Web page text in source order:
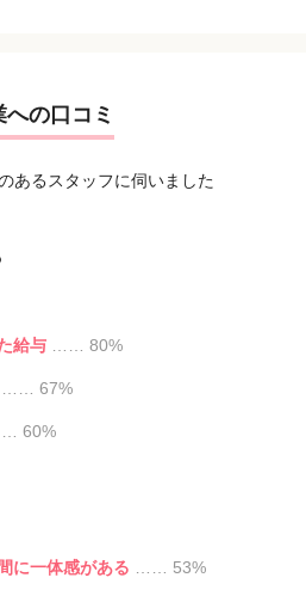
ト・温泉地にある保養所を無料で利用で
っかりキープ♪）
テージが変わっても安心！）
！（※規定あり）
慮し、相談の上お願いしますので安
ので、ご結婚・ご家族の転勤などに
きますか?
。
は⼀切ありません！
すか?
への口コミ
あるスタッフに伺いました
給与 …… 80%
…… 67%
60%
に一体感がある …… 53%